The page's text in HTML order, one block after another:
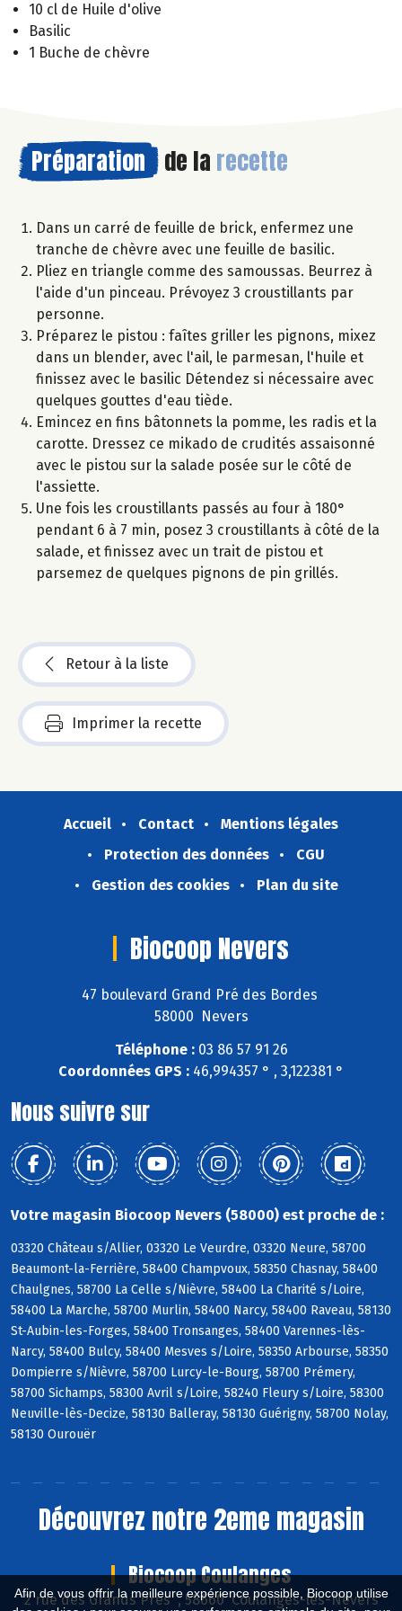
Afin de vous offrir la meilleure expérience possible, Biocoop utilise
10 cl de Huile d'olive
Basilic
1 Buche de chèvre
Préparation de la recette
Dans un carré de feuille de brick, enfermez une
tranche de chèvre avec une feuille de basilic.
Pliez en triangle comme des samoussas. Beurrez à
l'aide d'un pinceau. Prévoyez 3 croustillants par
personne.
Préparez le pistou : faîtes griller les pignons, mixez
dans un blender, avec l'ail, le parmesan, l'huile et
finissez avec le basilic Détendez si nécessaire avec
quelques gouttes d'eau tiède.
Emincez en fins bâtonnets la pomme, les radis et la
carotte. Dressez ce mikado de crudités assaisonné
avec le pistou sur la salade posée sur le côté de
l'assiette.
Une fois les croustillants passés au four à 180°
pendant 6 à 7 min, posez 3 croustillants à côté de la
salade, et finissez avec un trait de pistou et
parsemez de quelques pignons de pin grillés.
Retour à la liste
Imprimer la recette
Accueil Contact
Mentions légales
Protection des données
CGU
Gestion des cookies
Plan du site
Biocoop Nevers
47 boulevard Grand Pré des Bordes
58000 Nevers
Téléphone :03 86 57 91 26
Coordonnées GPS : 46,994357 ° , 3,122381 °
Nous suivre sur
Votre magasin Biocoop Nevers (58000) est proche de :
03320 Château s/Allier, 03320 Le Veurdre, 03320 Neure, 58700
Beaumont-la-Ferrière, 58400 Champvoux, 58350 Chasnay, 58400
Chaulgnes, 58700 La Celle s/Nièvre, 58400 La Charité s/Loire,
58400 La Marche, 58700 Murlin, 58400 Narcy, 58400 Raveau, 58130
St-Aubin-les-Forges, 58400 Tronsanges, 58400 Varennes-lès-
Narcy, 58400 Bulcy, 58400 Mesves s/Loire, 58350 Arbourse, 58350
Dompierre s/Nièvre, 58700 Lurcy-le-Bourg, 58700 Prémery,
58700 Sichamps, 58300 Avril s/Loire, 58240 Fleury s/Loire, 58300
Neuville-lès-Decize, 58130 Balleray, 58130 Guérigny, 58700 Nolay,
58130 Ourouër
Découvrez notre 2eme magasin
Biocoop Coulanges
2 rue des Grands Près , 58660 Coulanges-lès-Nevers